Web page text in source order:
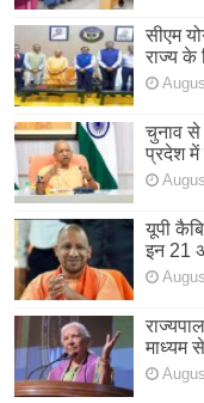
सीएम
राज्य के
चुनाव से
प्रदेश में
यूपी
इन 21
माध्यम